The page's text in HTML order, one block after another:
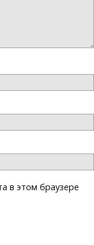
в этом браузере